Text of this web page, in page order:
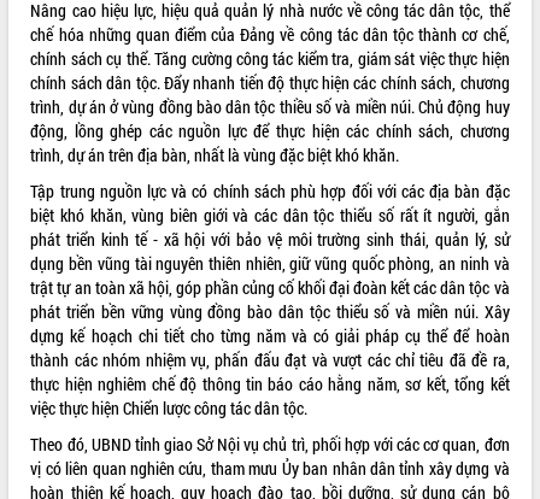
Loading the player...
Hội nghị UBND tỉnh Đắk Lắk thường kỳ
tháng 7/2026
Lễ truy tặng danh hiệu “Bà Mẹ Việt
Nam Anh hùng” và trao Huân chương
Lao động
UBND tỉnh Đắk Lắk triển khai nhiệm
vụ 6 tháng cuối năm 2026
Kỳ họp thứ Hai, Hội đồng nhân dân
tỉnh khóa XI quyết nghị nhiều nội dung
quan trọng
Bí thư Tỉnh ủy Lương Nguyễn Minh
Triết thăm, tặng quà người có công với
cách mạng
Rà soát, hoàn thiện hệ thống thiết chế
phát triển mới
Thường trực HĐND tỉnh Đắk Lắk gặp
ALBUM ẢNH
LIÊN KẾT WEB
Nâng cao hiệu lực, hiệu quả quản lý nhà nước về công tác dân tộc, thể
chế hóa những quan điểm của Đảng về công tác dân tộc thành cơ chế,
chính sách cụ thể. Tăng cường công tác kiểm tra, giám sát việc thực hiện
chính sách dân tộc. Đẩy nhanh tiến độ thực hiện các chính sách, chương
trình, dự án ở vùng đồng bào dân tộc thiều số và miền núi. Chủ động huy
động, lồng ghép các nguồn lực để thực hiện các chính sách, chương
trình, dự án trên địa bàn, nhất là vùng đặc biệt khó khăn.
Tập trung nguồn lực và có chính sách phù hợp đối với các địa bàn đặc
biệt khó khăn, vùng biên giới và các dân tộc thiểu số rất ít người, gắn
phát triển kinh tế - xã hội với bảo vệ môi trường sinh thái, quản lý, sử
dụng bền vũng tài nguyên thiên nhiên, giữ vũng quốc phòng, an ninh và
trật tự an toàn xã hội, góp phần củng cố khối đại đoàn kết các dân tộc và
phát triển bền vững vùng đồng bào dân tộc thiểu số và miền núi. Xây
dựng kế hoạch chi tiết cho từng năm và có giải pháp cụ thể để hoàn
thành các nhóm nhiệm vụ, phấn đấu đạt và vượt các chỉ tiêu đã đề ra,
thực hiện nghiêm chế độ thông tin báo cáo hằng năm, sơ kết, tổng kết
việc thực hiện Chiển lược công tác dân tộc.
Theo đó, UBND tỉnh giao Sở Nội vụ chủ trì, phối hợp với các cơ quan, đơn
vị có liên quan nghiên cứu, tham mưu Ủy ban nhân dân tỉnh xây dựng và
hoàn thiện kế hoạch, quy hoạch đào tạo, bồi dưỡng, sử dụng cán bộ